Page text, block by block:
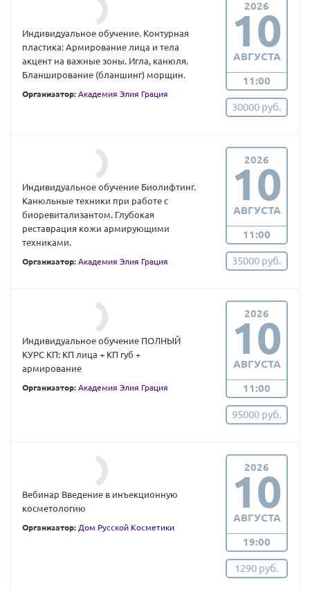
Индивидуальное обучение. Контурная
пластика: Армирование лица и тела
акцент на важные зоны. Игла, канюля.
Бланширование (бланшинг) морщин.
Организатор: Академия Элия Грация
2026
10
АВГУСТА
11:00
30000 руб.
Индивидуальное обучение Биолифтинг.
Канюльные техники при работе с
биоревитализантом. Глубокая
реставрация кожи армирующими
техниками.
Организатор: Академия Элия Грация
2026
10
АВГУСТА
11:00
35000 руб.
Индивидуальное обучение ПОЛНЫЙ
КУРС КП: КП лица + КП губ +
армирование
Организатор: Академия Элия Грация
2026
10
АВГУСТА
11:00
95000 руб.
Вебинар Введение в инъекционную
косметологию
Организатор: Дом Русской Косметики
2026
10
АВГУСТА
19:00
1290 руб.